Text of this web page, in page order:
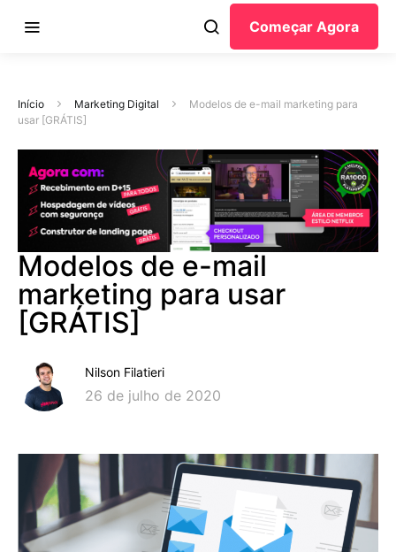
Começar Agora
Início Marketing Digital
Modelos de e-mail marketing para
usar [GRÁTIS]
Modelos de e-mail
marketing para usar
[GRÁTIS]
Nilson Filatieri
26 de julho de 2020